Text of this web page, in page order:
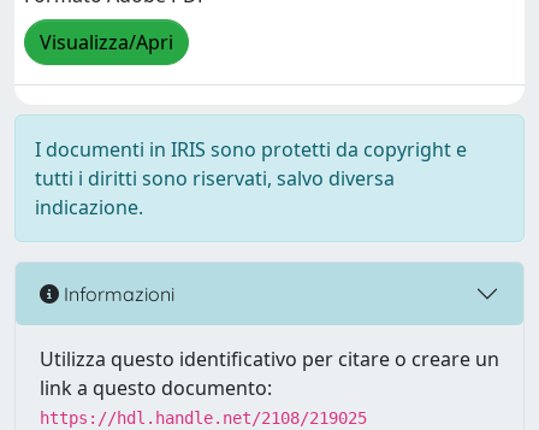
Visualizza/Apri
I documenti in IRIS sono protetti da copyright e
tutti i diritti sono riservati, salvo diversa
indicazione.
Informazioni
Utilizza questo identificativo per citare o creare un
link a questo documento:
https://hdl.handle.net/2108/219025